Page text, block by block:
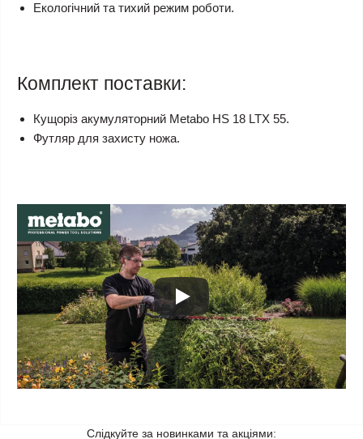
Екологічний та тихий режим роботи.
Комплект поставки:
Кущоріз акумуляторний Metabo HS 18 LTX 55.
Футляр для захисту ножа.
Слідкуйте за новинками та акціями: